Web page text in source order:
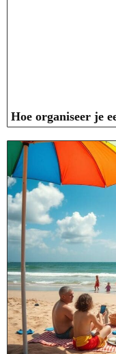
Hoe organiseer je